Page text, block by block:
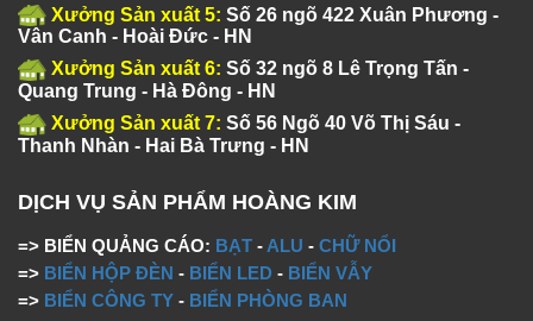
Xưởng Sản xuất 5: Số 26 ngõ 422 Xuân Phương -
Vân Canh - Hoài Đức - HN
Xưởng Sản xuất 6: Số 32 ngõ 8 Lê Trọng Tấn -
Quang Trung - Hà Đông - HN
Xưởng Sản xuất 7: Số 56 Ngõ 40 Võ Thị Sáu -
Thanh Nhàn - Hai Bà Trưng - HN
DỊCH VỤ SẢN PHẨM HOÀNG KIM
=> BIỂN QUẢNG CÁO: BẠT - ALU - CHỮ NỔI
=> BIỂN HỘP ĐÈN - BIỂN LED - BIỂN VẪY
=> BIỂN CÔNG TY - BIỂN PHÒNG BAN